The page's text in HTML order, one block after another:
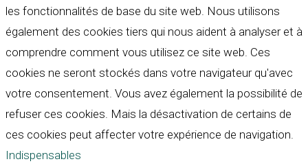
les fonctionnalités de base du site web. Nous utilisons
également des cookies tiers qui nous aident à analyser et à
comprendre comment vous utilisez ce site web. Ces
cookies ne seront stockés dans votre navigateur qu'avec
votre consentement. Vous avez également la possibilité de
refuser ces cookies. Mais la désactivation de certains de
ces cookies peut affecter votre expérience de navigation.
Indispensables